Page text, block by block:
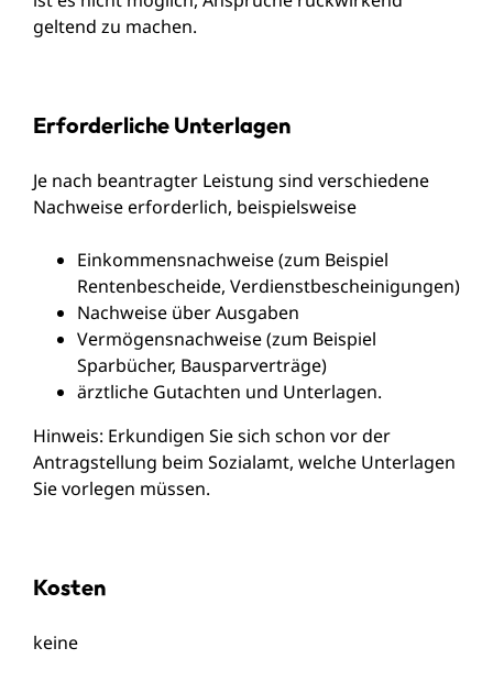
geltend zu machen.
Erforderliche Unterlagen
Je nach beantragter Leistung sind verschiedene
Nachweise erforderlich, beispielsweise
Einkommensnachweise (zum Beispiel
Rentenbescheide, Verdienstbescheinigungen)
Nachweise über Ausgaben
Vermögensnachweise (zum Beispiel
Sparbücher, Bausparverträge)
ärztliche Gutachten und Unterlagen.
Hinweis: Erkundigen Sie sich schon vor der
Antragstellung beim Sozialamt, welche Unterlagen
Sie vorlegen müssen.
Kosten
keine